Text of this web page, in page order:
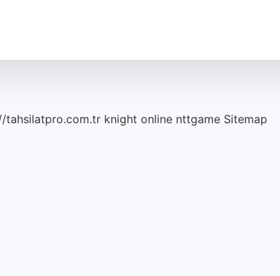
tahsilatpro.com.tr knight online nttgame Sitemap